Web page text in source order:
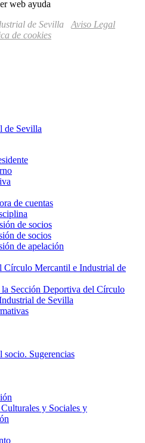
de Sevilla Aviso Legal
de cookies
de cuentas
de socios
de socios
de apelación
Círculo Mercantil e Industrial de
la Sección Deportiva del Círculo
de Sevilla
socio. Sugerencias
y Sociales y